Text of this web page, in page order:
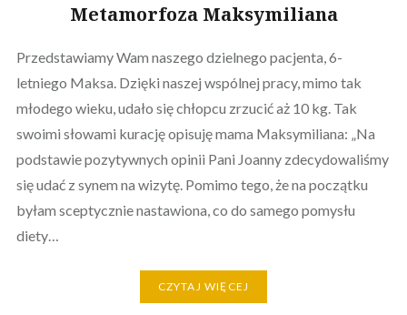
Metamorfoza Maksymiliana
Przedstawiamy Wam naszego dzielnego pacjenta, 6-
letniego Maksa. Dzięki naszej wspólnej pracy, mimo tak
młodego wieku, udało się chłopcu zrzucić aż 10 kg. Tak
swoimi słowami kurację opisuję mama Maksymiliana: „Na
podstawie pozytywnych opinii Pani Joanny zdecydowaliśmy
się udać z synem na wizytę. Pomimo tego, że na początku
byłam sceptycznie nastawiona, co do samego pomysłu
diety…
CZYTAJ WIĘCEJ